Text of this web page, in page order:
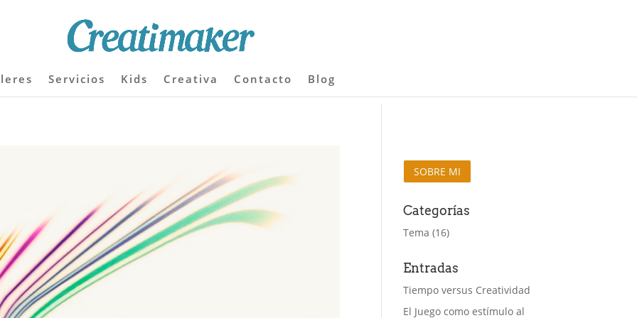
Servicios Kids Creativa Contacto Blog
SOBRE MI
Categorías
Tema (16)
Entradas
Tiempo versus Creatividad
El Juego como estímulo al